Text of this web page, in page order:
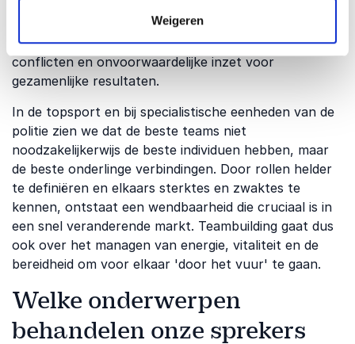
Weigeren
teamlid zich durft uit te spreken zonder angst voor
negatieve consequenties. Vanuit die basis kan een
team groeien naar een fase van constructieve
conflicten en onvoorwaardelijke inzet voor
gezamenlijke resultaten.
In de topsport en bij specialistische eenheden van de
politie zien we dat de beste teams niet
noodzakelijkerwijs de beste individuen hebben, maar
de beste onderlinge verbindingen. Door rollen helder
te definiëren en elkaars sterktes en zwaktes te
kennen, ontstaat een wendbaarheid die cruciaal is in
een snel veranderende markt. Teambuilding gaat dus
ook over het managen van energie, vitaliteit en de
bereidheid om voor elkaar 'door het vuur' te gaan.
Welke onderwerpen
behandelen onze sprekers